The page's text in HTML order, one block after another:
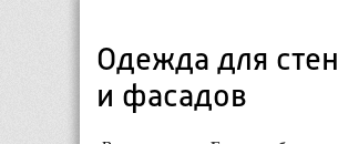
Одежда для стен
и фасадов